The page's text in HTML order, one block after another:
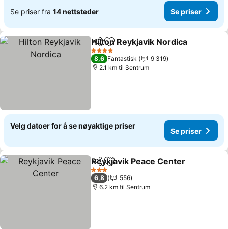
Se priser fra 14 nettsteder Se priser
Del Legg til i favoritter
Hilton Reykjavik Nordica
4 Stjerner
8,6 Fantastisk
9 319
2.1 km til Sentrum
Velg datoer for å se nøyaktige priser
Se priser
Del Legg til i favoritter
Reykjavik Peace Center
3 Stjerner
6,8
556
6.2 km til Sentrum